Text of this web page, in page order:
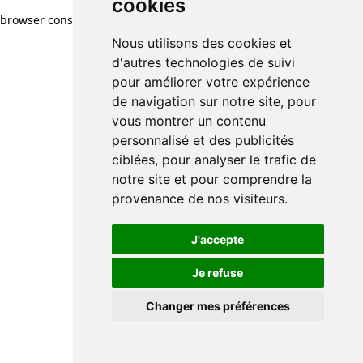
cookies
Nous utilisons des cookies et
d'autres technologies de suivi
pour améliorer votre expérience
de navigation sur notre site, pour
vous montrer un contenu
personnalisé et des publicités
ciblées, pour analyser le trafic de
notre site et pour comprendre la
provenance de nos visiteurs.
J'accepte
Je refuse
Changer mes préférences
browser console for more information)